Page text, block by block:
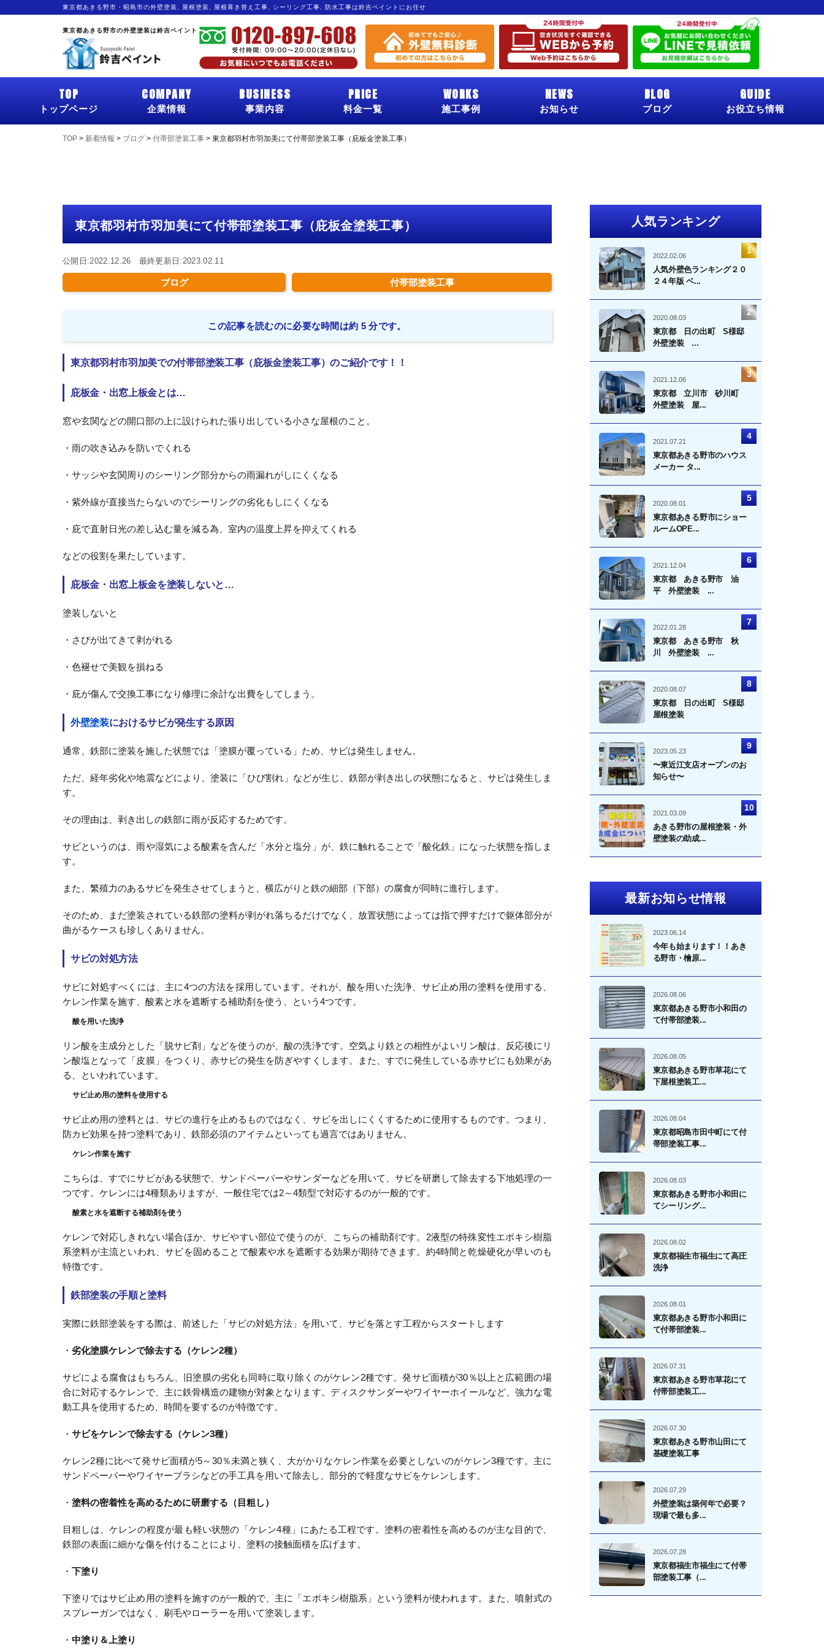
東京都あきる野市・昭島市の外壁塗装, 屋根塗装, 屋根葺き替え工事, シーリング工事, 防水工事は鈴吉ペイントにお任せ
東京都あきる野市の外壁塗装は鈴吉ペイント
TOP
トップページ
COMPANY
企業情報
BUSINESS
事業内容
PRICE
料金一覧
WORKS
施工事例
NEWS
お知らせ
BLOG
ブログ
GUIDE
お役立ち情報
TOP > 新着情報 > ブログ > 付帯部塗装工事 > 東京都羽村市羽加美にて付帯部塗装工事（庇板金塗装工事）
東京都羽村市羽加美にて付帯部塗装工事（庇板金塗装工事）
公開日:2022.12.26 最終更新日:2023.02.11
ブログ 付帯部塗装工事
この記事を読むのに必要な時間は約 5 分です。
東京都羽村市羽加美での付帯部塗装工事（庇板金塗装工事）のご紹介です！！
庇板金・出窓上板金とは…
窓や玄関などの開口部の上に設けられた張り出している小さな屋根のこと。
・雨の吹き込みを防いでくれる
・サッシや玄関周りのシーリング部分からの雨漏れがしにくくなる
・紫外線が直接当たらないのでシーリングの劣化もしにくくなる
・庇で直射日光の差し込む量を減る為、室内の温度上昇を抑えてくれる
などの役割を果たしています。
庇板金・出窓上板金を塗装しないと…
塗装しないと
・さびが出てきて剥がれる
・色褪せで美観を損ねる
・庇が傷んで交換工事になり修理に余計な出費をしてしまう。
外壁塗装におけるサビが発生する原因
通常、鉄部に塗装を施した状態では「塗膜が覆っている」ため、サビは発生しません。
ただ、経年劣化や地震などにより、塗装に「ひび割れ」などが生じ、鉄部が剥き出しの状態になると、サビは発生しま
す。
その理由は、剥き出しの鉄部に雨が反応するためです。
サビというのは、雨や湿気による酸素を含んだ「水分と塩分」が、鉄に触れることで「酸化鉄」になった状態を指しま
す。
また、繁殖力のあるサビを発生させてしまうと、横広がりと鉄の細部（下部）の腐食が同時に進行します。
そのため、まだ塗装されている鉄部の塗料が剥がれ落ちるだけでなく、放置状態によっては指で押すだけで躯体部分が
曲がるケースも珍しくありません。
サビの対処方法
サビに対処すべくには、主に4つの方法を採用しています。それが、酸を用いた洗浄、サビ止め用の塗料を使用する、
ケレン作業を施す、酸素と水を遮断する補助剤を使う、という4つです。
酸を用いた洗浄
リン酸を主成分とした「脱サビ剤」などを使うのが、酸の洗浄です。空気より鉄との相性がよいリン酸は、反応後にリ
ン酸塩となって「皮膜」をつくり、赤サビの発生を防ぎやすくします。また、すでに発生している赤サビにも効果があ
る、といわれています。
サビ止め用の塗料を使用する
サビ止め用の塗料とは、サビの進行を止めるものではなく、サビを出しにくくするために使用するものです。つまり、
防カビ効果を持つ塗料であり、鉄部必須のアイテムといっても過言ではありません。
ケレン作業を施す
こちらは、すでにサビがある状態で、サンドペーパーやサンダーなどを用いて、サビを研磨して除去する下地処理の一
つです。ケレンには4種類ありますが、一般住宅では2～4類型で対応するのが一般的です。
酸素と水を遮断する補助剤を使う
ケレンで対応しきれない場合ほか、サビやすい部位で使うのが、こちらの補助剤です。2液型の特殊変性エポキシ樹脂
系塗料が主流といわれ、サビを固めることで酸素や水を遮断する効果が期待できます。約4時間と乾燥硬化が早いのも
特徴です。
鉄部塗装の手順と塗料
実際に鉄部塗装をする際は、前述した「サビの対処方法」を用いて、サビを落とす工程からスタートします
・ 劣化塗膜ケレンで除去する（ケレン2種）
サビによる腐食はもちろん、旧塗膜の劣化も同時に取り除くのがケレン2種です。発サビ面積が30％以上と広範囲の場
合に対応するケレンで、主に鉄骨構造の建物が対象となります。ディスクサンダーやワイヤーホイールなど、強力な電
動工具を使用するため、時間を要するのが特徴です。
・ サビをケレンで除去する（ケレン3種）
ケレン2種に比べて発サビ面積が5～30％未満と狭く、大がかりなケレン作業を必要としないのがケレン3種です。主に
サンドペーパーやワイヤーブラシなどの手工具を用いて除去し、部分的で軽度なサビをケレンします。
・ 塗料の密着性を高めるために研磨する（目粗し）
目粗しは、ケレンの程度が最も軽い状態の「ケレン4種」にあたる工程です。塗料の密着性を高めるのが主な目的で、
鉄部の表面に細かな傷を付けることにより、塗料の接触面積を広げます。
・ 下塗り
下塗りではサビ止め用の塗料を施すのが一般的で、主に「エポキシ樹脂系」という塗料が使われます。また、噴射式の
スプレーガンではなく、刷毛やローラーを用いて塗装します。
・ 中塗り＆上塗り
人気ランキング
2022.02.06
人気外壁色ランキング２０
２４年版 ベ...
2020.08.03
東京都 日の出町 S様邸
外壁塗装 ...
2021.12.06
東京都 立川市 砂川町
外壁塗装 屋...
2021.07.21
東京都あきる野市のハウス
メーカー タ...
2020.08.01
東京都あきる野市にショー
ルームOPE...
2021.12.04
東京都 あきる野市 油
平 外壁塗装 ...
2022.01.28
東京都 あきる野市 秋
川 外壁塗装 ...
2020.08.07
東京都 日の出町 S様邸
屋根塗装
2023.05.23
〜東近江支店オープンのお
知らせ〜
2021.03.09
あきる野市の屋根塗装・外
壁塗装の助成...
最新お知らせ情報
2023.06.14
今年も始まります！！あき
る野市・檜原...
2026.08.06
東京都あきる野市小和田の
て付帯部塗装...
2026.08.05
東京都あきる野市草花にて
下屋根塗装工...
2026.08.04
東京都昭島市田中町にて付
帯部塗装工事...
2026.08.03
東京都あきる野市小和田に
てシーリング...
2026.08.02
東京都福生市福生にて高圧
洗浄
2026.08.01
東京都あきる野市小和田に
て付帯部塗装...
2026.07.31
東京都あきる野市草花にて
付帯部塗装工...
2026.07.30
東京都あきる野市山田にて
基礎塗装工事
2026.07.29
外壁塗装は築何年で必要？
現場で最も多...
2026.07.28
東京都福生市福生にて付帯
部塗装工事（...